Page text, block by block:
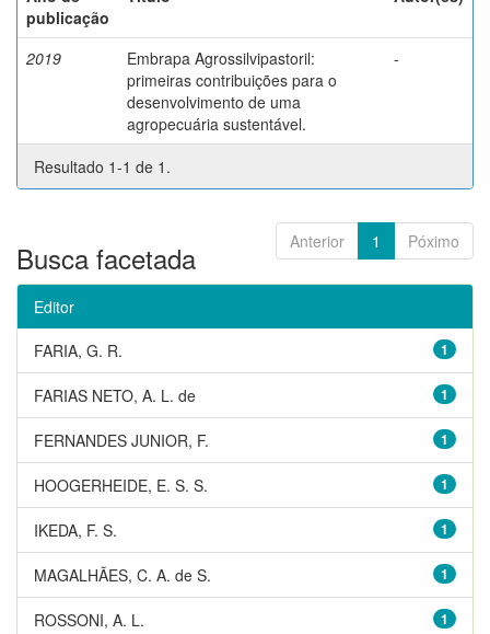
publicação
2019
Embrapa Agrossilvipastoril:
primeiras contribuições para o
desenvolvimento de uma
agropecuária sustentável.
-
Resultado 1-1 de 1.
Anterior 1 Póximo
Busca facetada
Editor
1
FARIA, G. R.
1
FARIAS NETO, A. L. de
1
FERNANDES JUNIOR, F.
1
HOOGERHEIDE, E. S. S.
1
IKEDA, F. S.
1
MAGALHÃES, C. A. de S.
1
ROSSONI, A. L.